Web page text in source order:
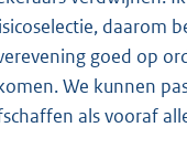
daarom
goed op
We kunnen
als vooraf